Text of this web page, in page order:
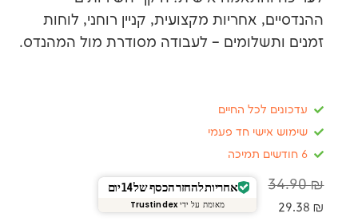
אחריות מקצועית, קניין רוחני, לוחות
– לעבודה מסודרת מול המהנדס.
לכל החיים
חד פעמי
אחריות להחזר הכסף של 14 יום
מאומת על ידי Trustindex